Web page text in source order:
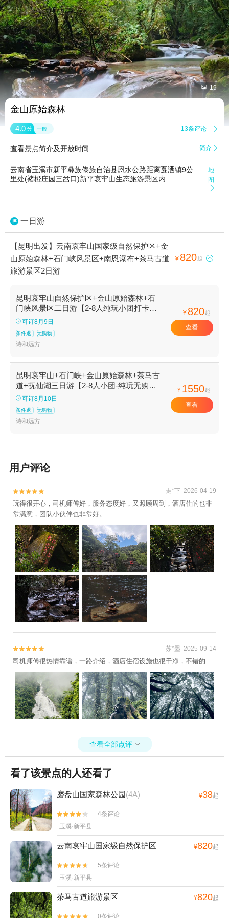
 19
金山原始森林
4.0 分 一般 13条评论 
查看景点简介及开放时间 简介 
云南省玉溪市新平彝族傣族自治县恩水公路距离戛洒镇9公
里处(褚橙庄园三岔口)新平哀牢山生态旅游景区内
地
图

一日游
【昆明出发】云南哀牢山国家级自然保护区+金
山原始森林+石门峡风景区+南恩瀑布+茶马古道
旅游景区2日游
¥ 820起 
昆明哀牢山自然保护区+金山原始森林+石
门峡风景区二日游【2-8人纯玩小团打卡茶
马古道-南恩瀑布-观云海日出 】
可订8月9日
条件退 无购物
诗和远方
¥ 820起
查看
昆明哀牢山+石门峡+金山原始森林+茶马古
道+抚仙湖三日游【2-8人小团-纯玩无购物-
打卡南恩瀑布-观云海】
可订8月10日
条件退 无购物
诗和远方
¥ 1550起
查看
用户评论

 走*下 2026-04-19
玩得很开心，司机师傅好，服务态度好，又照顾周到，酒店住的也非
常满意，团队小伙伴也非常好。

 苏*墨 2025-09-14
司机师傅很热情靠谱，一路介绍，酒店住宿设施也很干净，不错的
查看全部点评 
看了该景点的人还看了
磨盘山国家森林公园(4A) ¥38起


4条评论
玉溪·新平县
云南哀牢山国家级自然保护区 ¥820起


5条评论
玉溪·新平县
茶马古道旅游景区 ¥820起
